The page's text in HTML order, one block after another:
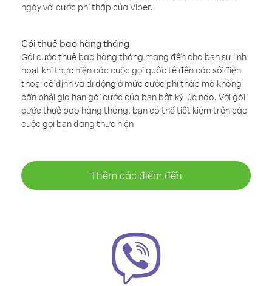
ngày với cước phí thấp của Viber.
Gói thuê bao hàng tháng
Gói cước thuê bao hàng tháng mang đến cho bạn sự linh
hoạt khi thực hiện các cuộc gọi quốc tế đến các số điện
thoại cố định và di động ở mức cước phí thấp mà không
cần phải gia hạn gói cước của bạn bất kỳ lúc nào. Với gói
cước thuê bao hàng tháng, bạn có thể tiết kiệm trên các
cuộc gọi bạn đang thực hiện
Thêm các điểm đến